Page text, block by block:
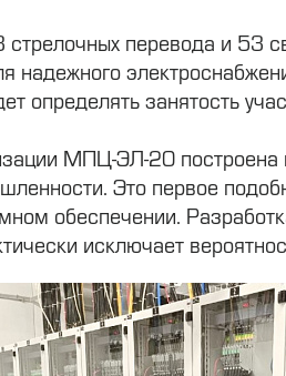
перевода и 53
надежного
определять занятость
МПЦ-ЭЛ-20
Это первое
обеспечении.
исключает